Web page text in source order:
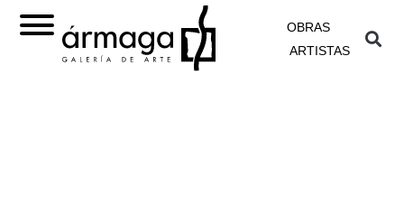
OBRAS
ARTISTAS